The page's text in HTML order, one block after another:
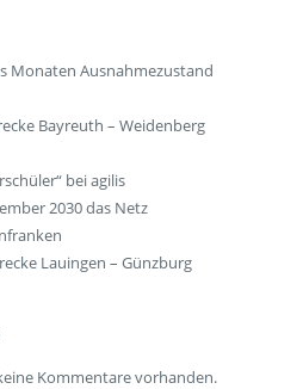
& Nachhaltigkeit
Fahrgäste
Monaten Ausnahmezustand
Bayreuth – Weidenberg
bei agilis
2030 das Netz
Lauingen – Günzburg
Kommentare vorhanden.